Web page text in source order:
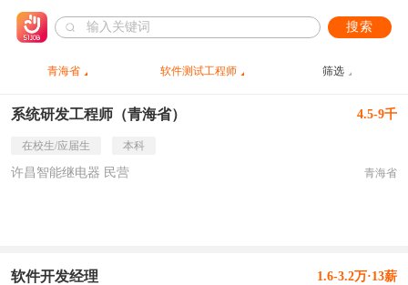
搜索
青海省 软件测试工程师 筛选
系统研发工程师（青海省） 4.5-9千
在校生/应届生 本科
许昌智能继电器 民营 青海省
软件开发经理 1.6-3.2万·13薪